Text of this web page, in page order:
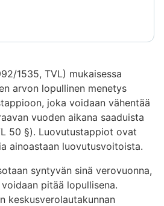
1535, TVL) mukaisessa
arvon lopullinen menetys
joka voidaan vähentää
vuoden aikana saaduista
50 §). Luovutustappiot ovat
ainoastaan luovutusvoitoista.
syntyvän sinä verovuonna,
pitää lopullisena.
keskusverolautakunnan